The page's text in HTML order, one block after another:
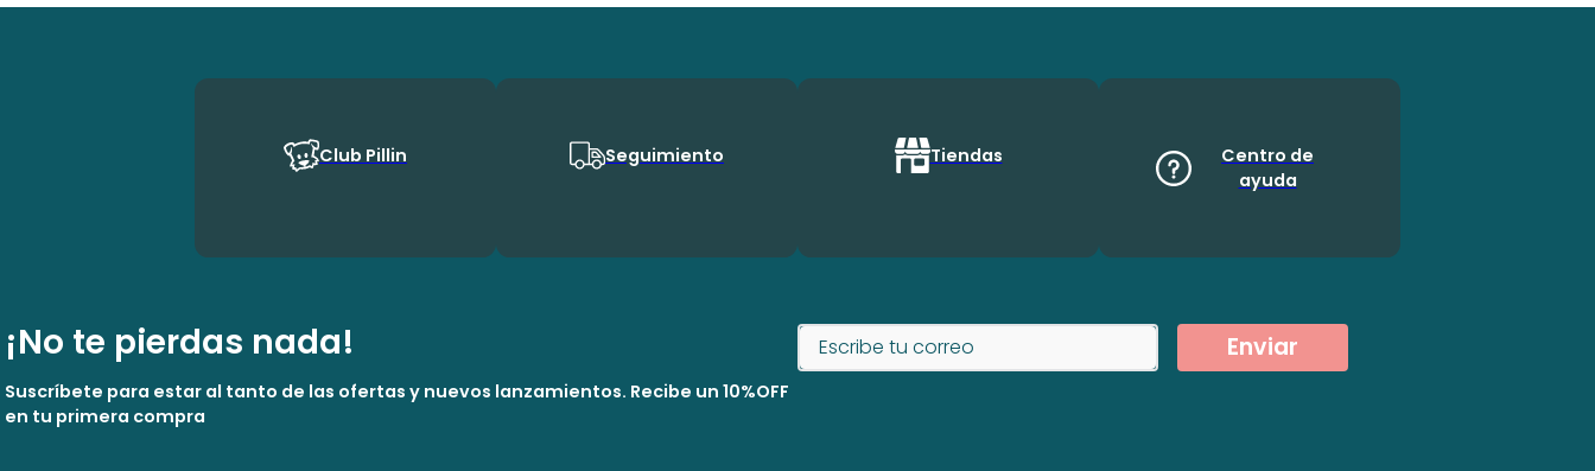
Club Pillin Seguimiento Tiendas
Centro de
ayuda
¡No te pierdas nada!
Suscríbete para estar al tanto de las ofertas y nuevos lanzamientos. Recibe un 10%OFF
en tu primera compra
Enviar